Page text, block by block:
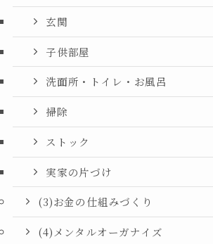
玄関
子供部屋
洗面所・トイレ・お風呂
掃除
ストック
実家の片づけ
(3)お金の仕組みづくり
(4)メンタルオーガナイズ